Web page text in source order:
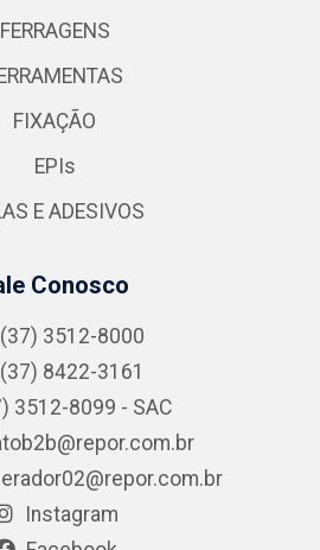
FERRAGENS
FIXAÇÃO
EPIs
E ADESIVOS
Conosco
(37) 3512-8000
(37) 8422-3161
3512-8099 - SAC
Instagram